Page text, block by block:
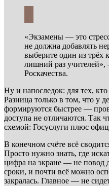
«Экзамены — это
не должна добавлять
выберите один из трёх
лишний раз
Роскачества.
Ну и напоследок: для тех,
Разница только в том, что у
формируются быстрее —
доступа не отличаются. Так
схемой: Госуслуги плюс
В конечном счёте всё
Просто нужно знать, где
цифра на экране — не повод
сроки, и почти всё можно
закралась. Главное — не